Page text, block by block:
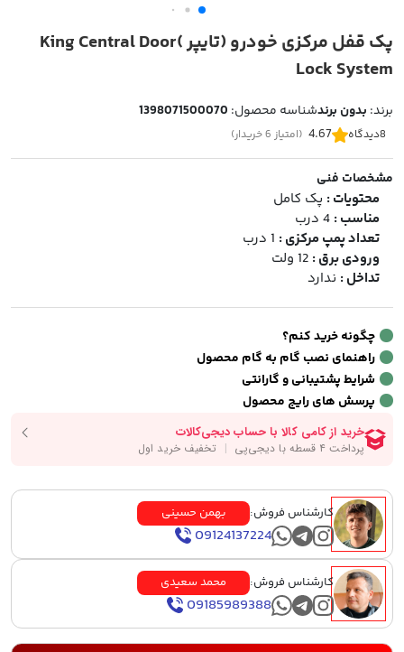
پک قفل مرکزی خودرو (تایپر )King Central Door
Lock System
برند: بدون برندشناسه محصول: 1398071500070
8دیدگاه 4.67 (امتیاز 6 خریدار)
مشخصات فنی
محتویات : پک کامل
مناسب : 4 درب
تعداد پمپ مرکزی : 1 درب
ورودی برق : 12 ولت
تداخل : ندارد
چگونه خرید کنم؟
راهنمای نصب گام به گام محصول
شرایط پشتیبانی و گارانتی
پرسش های رایج محصول
کارشناس فروش: بهمن حسینی
09124137224
کارشناس فروش: محمد سعیدی
09185989388